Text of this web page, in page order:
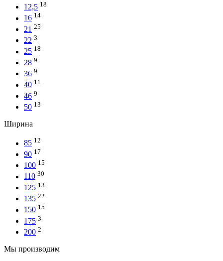
12,5 18
16 14
21 25
22 3
25 18
28 9
36 9
40 11
46 9
50 13
Ширина
85 12
90 17
100 15
110 30
125 13
135 22
150 15
175 3
200 2
Мы производим